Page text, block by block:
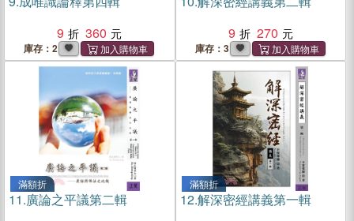
9
360
庫存：2
9
270
庫存：3
滿額折
11.廣論之平議第二輯
滿額折
12.解深密經講義第一輯